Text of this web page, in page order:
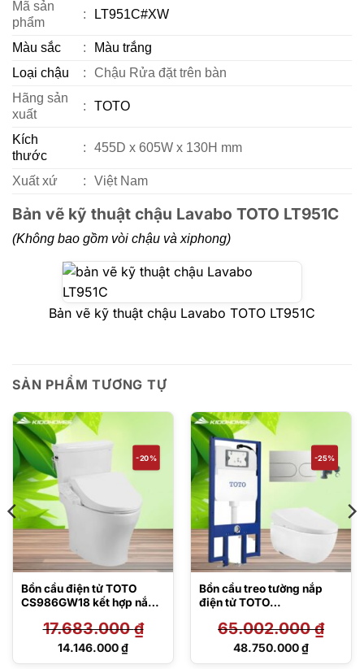
Mã sản
phẩm
: LT951C#XW
Màu sắc :
Màu trắng
Loại chậu
:
Chậu Rửa đặt trên bàn
Hãng sản
xuất
: TOTO
Kích
thước
: 455D x 605W x 130H mm
Xuất xứ : Việt Nam
Bản vẽ kỹ thuật chậu Lavabo TOTO LT951C
(Không bao gồm vòi chậu và xiphong)
Bản vẽ kỹ thuật chậu Lavabo TOTO LT951C
SẢN PHẨM TƯƠNG TỰ
-20%
Bồn cầu điện tử TOTO
CS986GW18 kết hợp nắp
TCF23710AAA C2 Simple
17.683.000₫
Giá
14.146.000₫
Giá
-25%
Bồn cầu treo tường nắp
điện tử TOTO
A/WH172AT/TCA546/MB1
75M#SS
65.002.000₫
Giá
48.750.000₫
Giá